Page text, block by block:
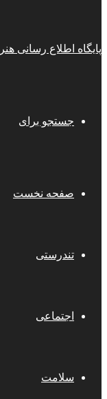
پایگاه اطلاع رسانی
جستجو برای
صفحه نخست
تندرستی
اجتماعی
سلامت